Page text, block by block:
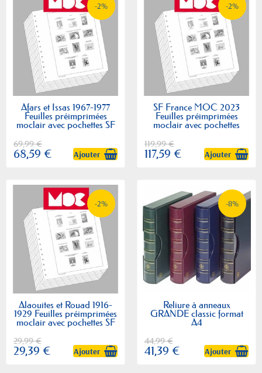
-2%
Afars et Issas 1967-1977
Feuilles préimprimées
moclair avec pochettes SF
69,99 €
68,59 € Ajouter
-2%
SF France MOC 2023
Feuilles préimprimées
moclair avec pochettes
119,99 €
117,59 € Ajouter
-2%
Alaouites et Rouad 1916-
1929 Feuilles préimprimées
moclair avec pochettes SF
29,99 €
29,39 € Ajouter
-8%
Reliure à anneaux
GRANDE classic format
A4
44,99 €
41,39 € Ajouter